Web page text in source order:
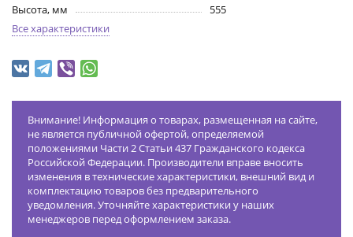
Высота, мм
555
Все характеристики
Внимание! Информация о товарах, размещенная на сайте,
не является публичной офертой, определяемой
положениями Части 2 Статьи 437 Гражданского кодекса
Российской Федерации. Производители вправе вносить
изменения в технические характеристики, внешний вид и
комплектацию товаров без предварительного
уведомления. Уточняйте характеристики у наших
менеджеров перед оформлением заказа.